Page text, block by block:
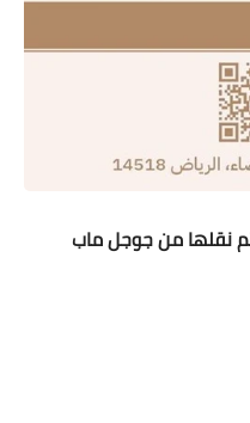
نقلها من جوجل ماب